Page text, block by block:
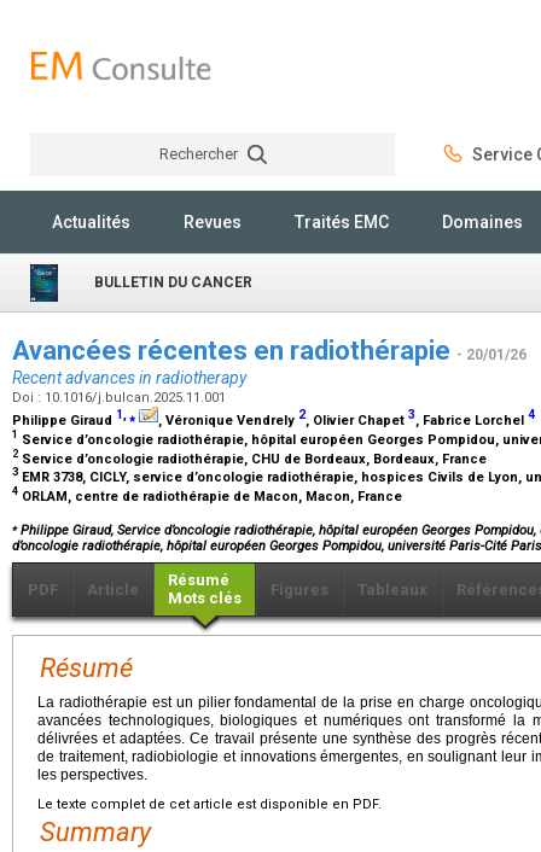
Rechercher Service
Actualités Revues Traités EMC Domaines
BULLETIN DU CANCER
Avancées récentes en radiothérapie - 20/01/26
Recent advances in radiotherapy
Doi : 10.1016/j.bulcan.2025.11.001
Philippe Giraud 1,⁎ , Véronique Vendrely 2, Olivier Chapet 3, Fabrice Lorchel 4
1 Service d’oncologie radiothérapie, hôpital européen Georges Pompidou,
2 Service d’oncologie radiothérapie, CHU de Bordeaux, Bordeaux, France
3 EMR 3738, CICLY, service d’oncologie radiothérapie, hospices Civils de Lyon,
4 ORLAM, centre de radiothérapie de Macon, Macon, France
⁎Philippe Giraud, Service d’oncologie radiothérapie, hôpital européen Georges
d’oncologie radiothérapie, hôpital européen Georges Pompidou, université Paris-Cité
PDF Article
Résumé
Mots clés
Figures Tableaux
Résumé
La radiothérapie est un pilier fondamental de la prise en charge
avancées technologiques, biologiques et numériques ont transformé la
délivrées et adaptées. Ce travail présente une synthèse des progrès
de traitement, radiobiologie et innovations émergentes, en soulignant leur
les perspectives.
Le texte complet de cet article est disponible en PDF.
Summary